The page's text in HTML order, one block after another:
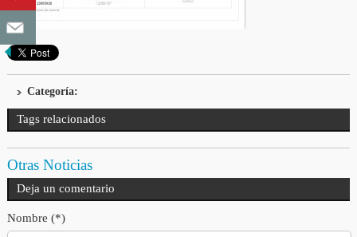
Categoría:
Tags relacionados
Otras Noticias
Deja un comentario
Nombre (*)